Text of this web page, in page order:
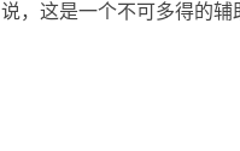
说，这是一个不可多得的辅